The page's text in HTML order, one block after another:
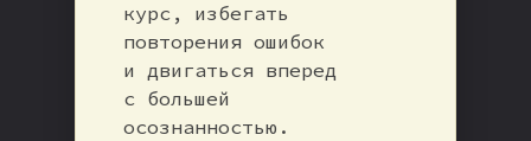
курс, избегать
повторения ошибок
и двигаться вперед
с большей
осознанностью.